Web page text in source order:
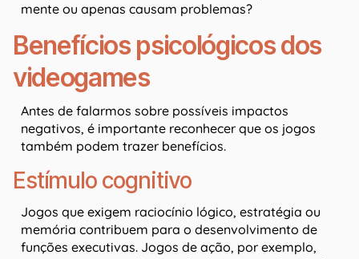
mente ou apenas causam problemas?
Benefícios psicológicos dos
videogames
Antes de falarmos sobre possíveis impactos
negativos, é importante reconhecer que os jogos
também podem trazer benefícios.
Estímulo cognitivo
Jogos que exigem raciocínio lógico, estratégia ou
memória contribuem para o desenvolvimento de
funções executivas. Jogos de ação, por exemplo,